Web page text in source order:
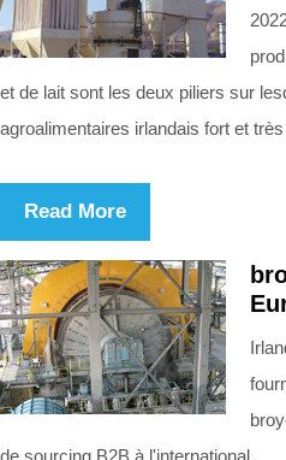
et de lait sont les deux piliers sur
agroalimentaires irlandais fort et
Read More
de sourcing B2B à l'international.